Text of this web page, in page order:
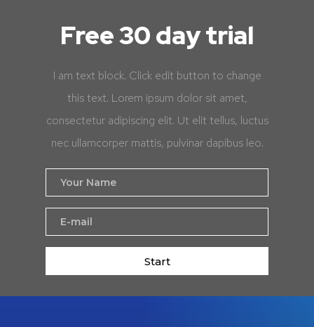
Free 30 day trial
I am text block. Click edit button to change
this text. Lorem ipsum dolor sit amet,
consectetur adipiscing elit. Ut elit tellus, luctus
nec ullamcorper mattis, pulvinar dapibus leo.
Start